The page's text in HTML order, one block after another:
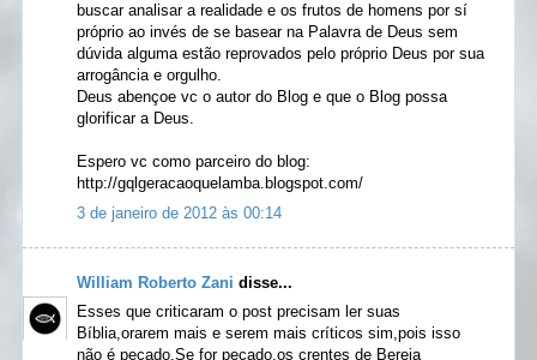
buscar analisar a realidade e os frutos de homens por sí
próprio ao invés de se basear na Palavra de Deus sem
dúvida alguma estão reprovados pelo próprio Deus por sua
arrogância e orgulho.
Deus abençoe vc o autor do Blog e que o Blog possa
glorificar a Deus.
Espero vc como parceiro do blog:
http://gqlgeracaoquelamba.blogspot.com/
3 de janeiro de 2012 às 00:14
William Roberto Zani disse...
Esses que criticaram o post precisam ler suas
Bíblia,orarem mais e serem mais críticos sim,pois isso
não é pecado.Se for pecado,os crentes de Bereia